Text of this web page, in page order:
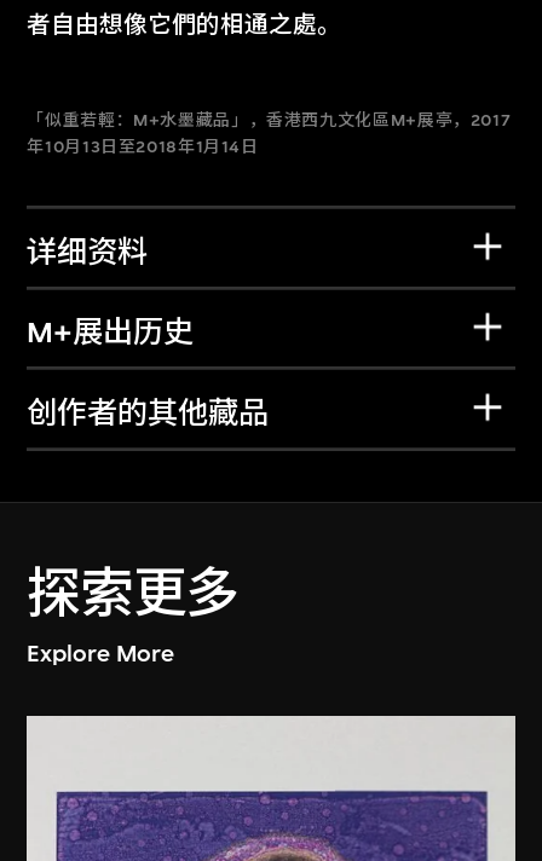
者自由想像它們的相通之處。
「似重若輕：M+水墨藏品」，香港西九文化區M+展亭，2017
年10月13日至2018年1月14日
详细资料
M+展出历史
创作者的其他藏品
探索更多
Explore More